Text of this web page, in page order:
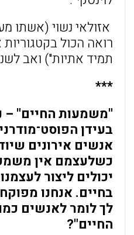
אזולאי נשוי (אשתו
רואה הכול
תמיד אתיות") ואב
***
"משמעות החיים" –
בעידן
אנשים אירונים
כשלעצמם אין
יכולים ליצור
בחיים. אנחנו
לך לומר לאנשים
החיים"?